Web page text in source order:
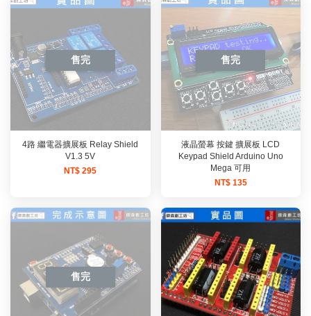
售完
4路 繼電器擴展板 Relay Shield
V1.3 5V
NT$ 295
售完
液晶螢幕 按鍵 擴展板 LCD
Keypad Shield Arduino Uno
Mega 可用
NT$ 135
售完